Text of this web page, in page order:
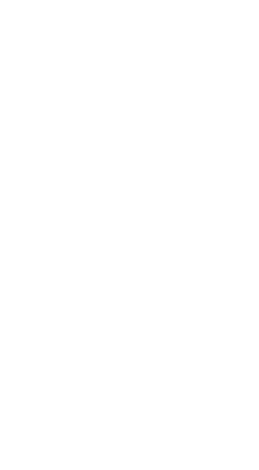
portál, ktorý sa
informácie zo
na dennej báze
góly, zaujímavosti a